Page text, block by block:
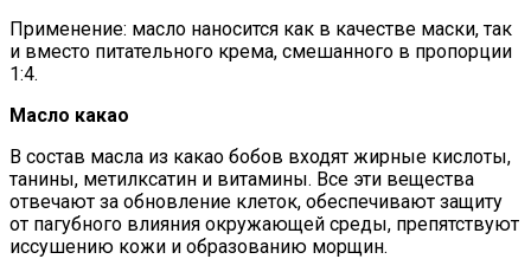
Применение: масло наносится как в качестве маски, так
и вместо питательного крема, смешанного в пропорции
1:4.
Масло какао
В состав масла из какао бобов входят жирные кислоты,
танины, метилксатин и витамины. Все эти вещества
отвечают за обновление клеток, обеспечивают защиту
от пагубного влияния окружающей среды, препятствуют
иссушению кожи и образованию морщин.